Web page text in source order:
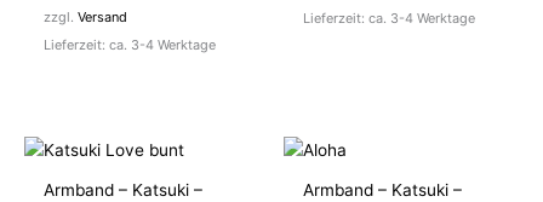
zzgl.Versand
Lieferzeit: ca. 3-4 Werktage
Lieferzeit: ca. 3-4 Werktage
Armband – Katsuki –
Armband – Katsuki –